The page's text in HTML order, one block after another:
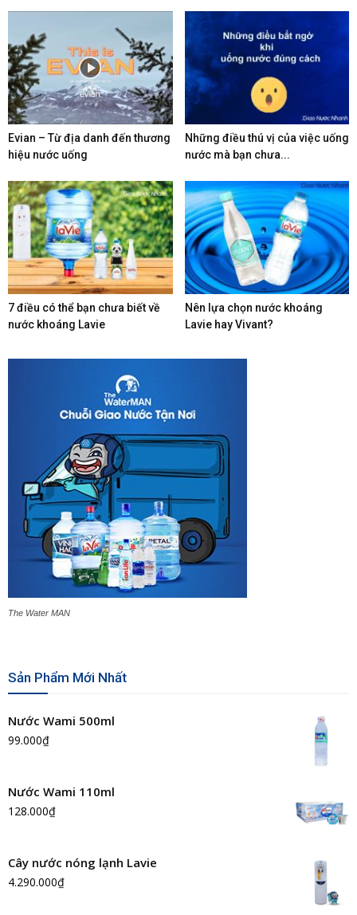
Evian – Từ địa danh đến thương
hiệu nước uống
Những điều thú vị của việc uống
nước mà bạn chưa...
7 điều có thể bạn chưa biết về
nước khoáng Lavie
Nên lựa chọn nước khoáng
Lavie hay Vivant?
The Water MAN
Sản Phẩm Mới Nhất
Nước Wami 500ml
99.000₫
Nước Wami 110ml
128.000₫
Cây nước nóng lạnh Lavie
4.290.000₫